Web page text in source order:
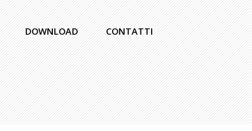
DOWNLOAD CONTATTI